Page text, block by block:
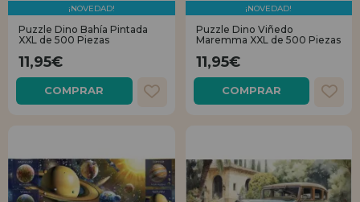
¡NOVEDAD!
Puzzle Dino Bahía Pintada
XXL de 500 Piezas
11,95€
COMPRAR
¡NOVEDAD!
Puzzle Dino Viñedo
Maremma XXL de 500 Piezas
11,95€
COMPRAR